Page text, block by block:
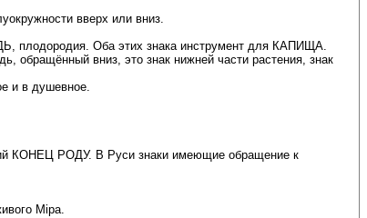
вверх или вниз.
плодородия. Оба этих знака инструмент для КАПИЩА.
обращённый вниз, это знак нижней части растения, знак
и в душевное.
КОНЕЦ РОДУ. В Руси знаки имеющие обращение к
Мiра.